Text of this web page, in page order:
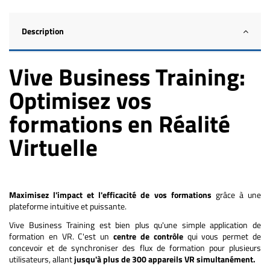
Description
Vive Business Training:
Optimisez vos
formations en Réalité
Virtuelle
Maximisez l'impact et l'efficacité de vos formations grâce à une
plateforme intuitive et puissante.
Vive Business Training est bien plus qu'une simple application de
formation en VR. C'est uncentre de contrôlequi vous permet de
concevoir et de synchroniser des flux de formation pour plusieurs
utilisateurs, allantjusqu'à plus de 300 appareils VR simultanément.